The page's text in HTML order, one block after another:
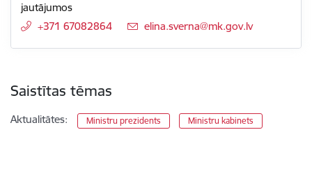
jautājumos
+371 67082864
E-pasts:
elina.sverna@mk.gov.lv
Saistītas tēmas
Aktualitātes: Ministru prezidents Ministru kabinets